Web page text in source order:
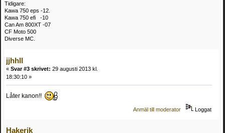
Tidigare:
Kawa 750 eps -12.
Kawa 750 efi -10
Can Am 800XT -07
CF Moto 500
Diverse MC.
jjhhll
« Svar #3 skrivet: 29 augusti 2013 kl.
18:30:10 »
Låter kanon!!
Anmäl till moderator Loggat
Hakerik